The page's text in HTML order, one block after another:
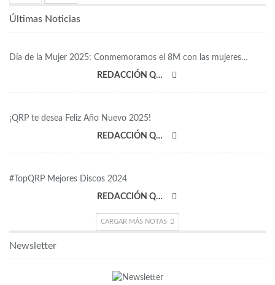
Últimas Noticias
Día de la Mujer 2025: Conmemoramos el 8M con las mujeres…
REDACCIÓN QRP
¡QRP te desea Feliz Año Nuevo 2025!
REDACCIÓN QRP
#TopQRP Mejores Discos 2024
REDACCIÓN QRP
CARGAR MÁS NOTAS
Newsletter